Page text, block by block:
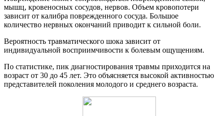
мышц, кровеносных сосудов, нервов. Объем кровопотери
зависит от калибра поврежденного сосуда. Большое
количество нервных окончаний приводит к сильной боли.
Вероятность травматического шока зависит от
индивидуальной восприимчивости к болевым ощущениям.
По статистике, пик диагностирования травмы приходится на
возраст от 30 до 45 лет. Это объясняется высокой активностью
представителей поколения молодого и среднего возраста.